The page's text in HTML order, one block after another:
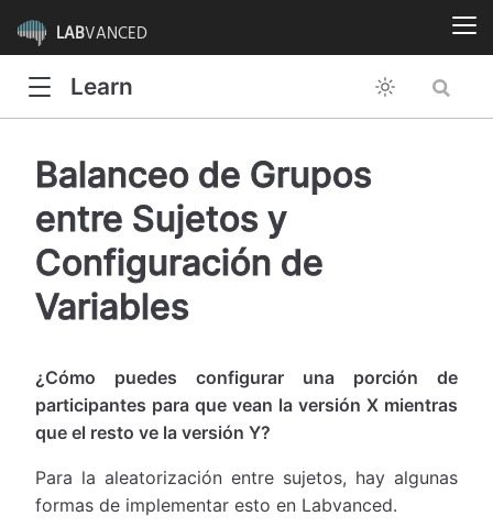
LABVANCED
Learn
Balanceo de Grupos
entre Sujetos y
Configuración de
Variables
¿Cómo puedes configurar una porción de
participantes para que vean la versión X mientras
que el resto ve la versión Y?
Para la aleatorización entre sujetos, hay algunas
formas de implementar esto en Labvanced.